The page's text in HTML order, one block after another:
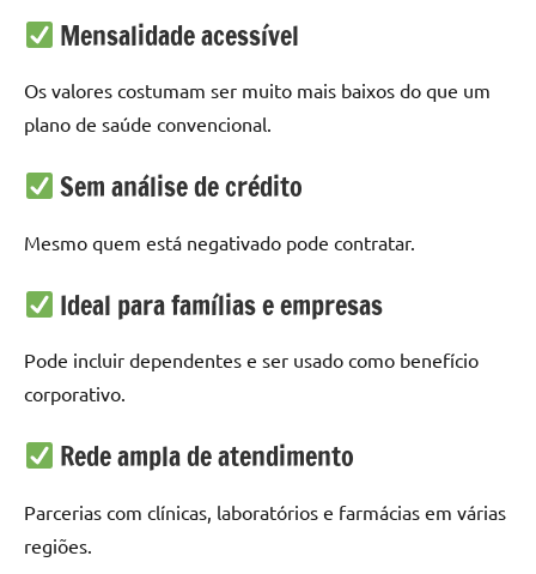
Mensalidade acessível
Os valores costumam ser muito mais baixos do que um
plano de saúde convencional.
Sem análise de crédito
Mesmo quem está negativado pode contratar.
Ideal para famílias e empresas
Pode incluir dependentes e ser usado como benefício
corporativo.
Rede ampla de atendimento
Parcerias com clínicas, laboratórios e farmácias em várias
regiões.